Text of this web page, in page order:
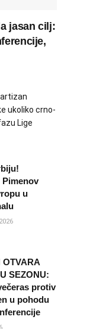
jasan cilj:
ukoliko crno-
Lige
Pimenov
u
OTVARA
SEZONU:
protiv
u pohodu